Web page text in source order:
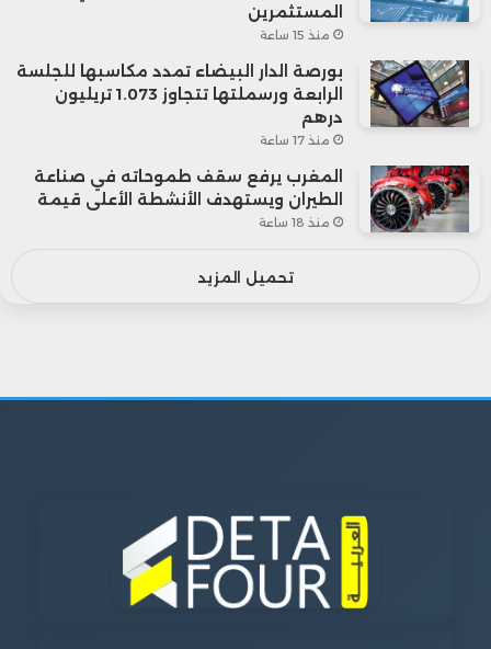
المستثمرين
منذ 15 ساعة
بورصة الدار البيضاء تمدد مكاسبها للجلسة
الرابعة ورسملتها تتجاوز 1.073 تريليون
درهم
منذ 17 ساعة
المغرب يرفع سقف طموحاته في صناعة
الطيران ويستهدف الأنشطة الأعلى قيمة
منذ 18 ساعة
تحميل المزيد